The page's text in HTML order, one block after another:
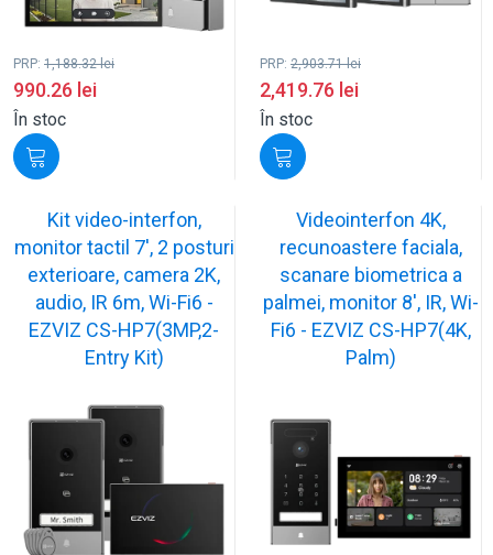
PRP: 1,188.32lei
990.26 lei
În stoc
PRP: 2,903.71lei
2,419.76 lei
În stoc
Kit video-interfon,
monitor tactil 7', 2 posturi
exterioare, camera 2K,
audio, IR 6m, Wi-Fi6 -
EZVIZ CS-HP7(3MP,2-
Entry Kit)
Videointerfon 4K,
recunoastere faciala,
scanare biometrica a
palmei, monitor 8', IR, Wi-
Fi6 - EZVIZ CS-HP7(4K,
Palm)